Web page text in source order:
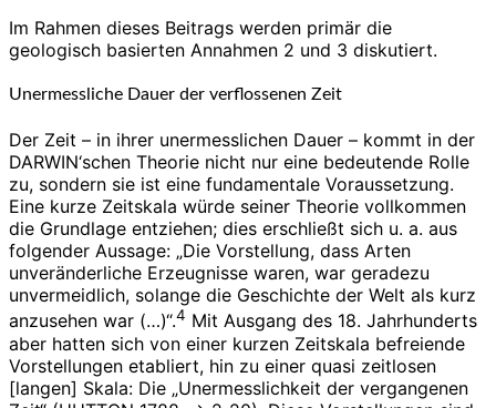
Im Rahmen dieses Beitrags werden primär die
geologisch basierten Annahmen 2 und 3 diskutiert.
Unermessliche Dauer der verflossenen Zeit
Der Zeit – in ihrer unermesslichen Dauer – kommt in der
DARWIN‘schen Theorie nicht nur eine bedeutende Rolle
zu, sondern sie ist eine fundamentale Voraussetzung.
Eine kurze Zeitskala würde seiner Theorie vollkommen
die Grundlage entziehen; dies erschließt sich u. a. aus
folgender Aussage: „Die Vorstellung, dass Arten
unveränderliche Erzeugnisse waren, war geradezu
unvermeidlich, solange die Geschichte der Welt als kurz
anzusehen war (…)“.4 Mit Ausgang des 18. Jahrhunderts
aber hatten sich von einer kurzen Zeitskala befreiende
Vorstellungen etabliert, hin zu einer quasi zeitlosen
[langen] Skala: Die „Unermesslichkeit der vergangenen